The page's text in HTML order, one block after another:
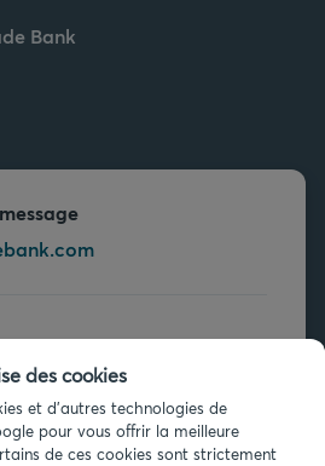
Bank
?
des cookies
et d'autres technologies de
pour vous offrir la meilleure
de ces cookies sont strictement